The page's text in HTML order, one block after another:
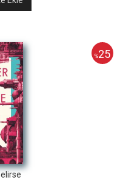
%25